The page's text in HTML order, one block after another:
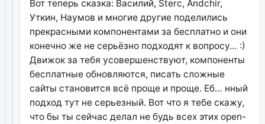
Вот теперь сказка: Василий, Sterc, Andchir,
Уткин, Наумов и многие другие поделились
прекрасными компонентами за бесплатно и они
конечно же не серьёзно подходят к вопросу… :)
Движок за тебя усовершенствуют, компоненты
бесплатные обновляются, писать сложные
сайты становится всё проще и проще. Еб… нный
подход тут не серьезный. Вот что я тебе скажу,
что бы ты сейчас делал не будь всех этих open-